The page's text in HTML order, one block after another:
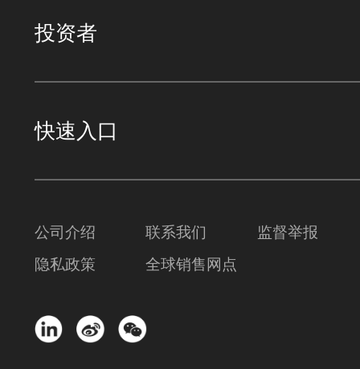
投资者
快速入口
公司介绍 联系我们
监督举报
隐私政策
全球销售网点